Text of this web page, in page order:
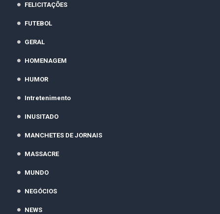
FELICITAÇÕES
FUTEBOL
GERAL
HOMENAGEM
HUMOR
Intretenimento
INUSITADO
MANCHETES DE JORNAIS
MASSACRE
MUNDO
NEGÓCIOS
NEWS